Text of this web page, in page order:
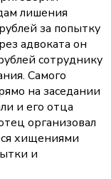
лишения
за попытку
адвоката он
сотруднику
Самого
на заседании
и его отца
организовал
хищениями
и